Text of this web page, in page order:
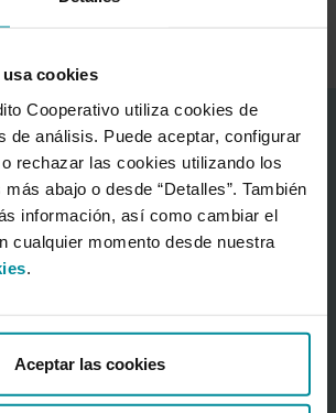
cookies
Cooperativo utiliza cookies de
de análisis. Puede aceptar, configurar
rechazar las cookies utilizando los
abajo o desde “Detalles”. También
información, así como cambiar el
cualquier momento desde nuestra
Aceptar las cookies
Centre
asked questions
investors